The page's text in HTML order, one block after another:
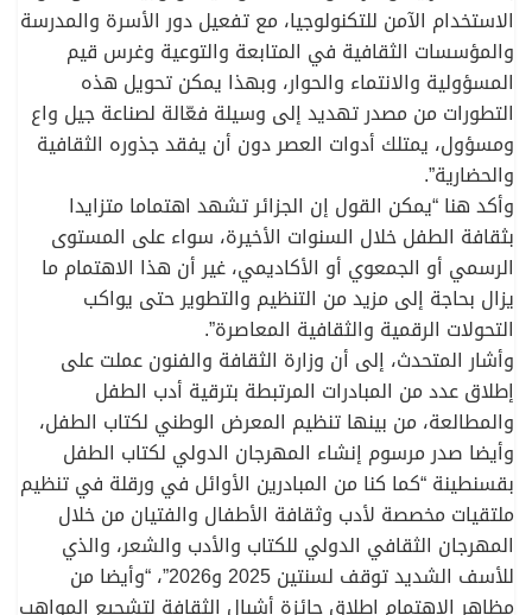
الاستخدام الآمن للتكنولوجيا، مع تفعيل دور الأسرة والمدرسة
والمؤسسات الثقافية في المتابعة والتوعية وغرس قيم
المسؤولية والانتماء والحوار، وبهذا يمكن تحويل هذه
التطورات من مصدر تهديد إلى وسيلة فعّالة لصناعة جيل واع
ومسؤول، يمتلك أدوات العصر دون أن يفقد جذوره الثقافية
والحضارية”.
وأكد هنا “يمكن القول إن الجزائر تشهد اهتماما متزايدا
بثقافة الطفل خلال السنوات الأخيرة، سواء على المستوى
الرسمي أو الجمعوي أو الأكاديمي، غير أن هذا الاهتمام ما
يزال بحاجة إلى مزيد من التنظيم والتطوير حتى يواكب
التحولات الرقمية والثقافية المعاصرة”.
وأشار المتحدث، إلى أن وزارة الثقافة والفنون عملت على
إطلاق عدد من المبادرات المرتبطة بترقية أدب الطفل
والمطالعة، من بينها تنظيم المعرض الوطني لكتاب الطفل،
وأيضا صدر مرسوم إنشاء المهرجان الدولي لكتاب الطفل
بقسنطينة “كما كنا من المبادرين الأوائل في ورقلة في تنظيم
ملتقيات مخصصة لأدب وثقافة الأطفال والفتيان من خلال
المهرجان الثقافي الدولي للكتاب والأدب والشعر، والذي
للأسف الشديد توقف لسنتين 2025 و2026”، “وأيضا من
مظاهر الاهتمام إطلاق جائزة أشبال الثقافة لتشجيع المواهب